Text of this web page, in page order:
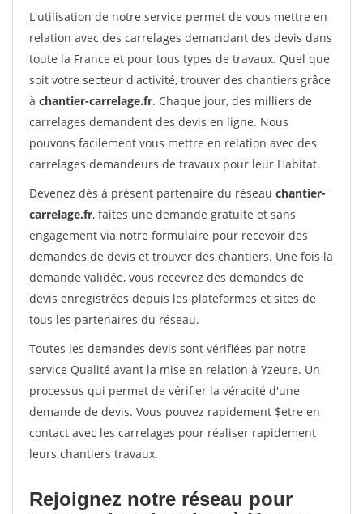
L'utilisation de notre service permet de vous mettre en
relation avec des carrelages demandant des devis dans
toute la France et pour tous types de travaux. Quel que
soit votre secteur d'activité, trouver des chantiers grâce
à chantier-carrelage.fr. Chaque jour, des milliers de
carrelages demandent des devis en ligne. Nous
pouvons facilement vous mettre en relation avec des
carrelages demandeurs de travaux pour leur Habitat.
Devenez dès à présent partenaire du réseau chantier-
carrelage.fr, faites une demande gratuite et sans
engagement via notre formulaire pour recevoir des
demandes de devis et trouver des chantiers. Une fois la
demande validée, vous recevrez des demandes de
devis enregistrées depuis les plateformes et sites de
tous les partenaires du réseau.
Toutes les demandes devis sont vérifiées par notre
service Qualité avant la mise en relation à Yzeure. Un
processus qui permet de vérifier la véracité d'une
demande de devis. Vous pouvez rapidement $etre en
contact avec les carrelages pour réaliser rapidement
leurs chantiers travaux.
Rejoignez notre réseau pour